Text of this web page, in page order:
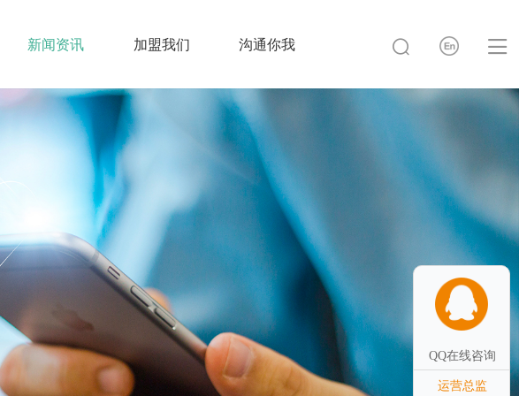
新闻资讯 加盟我们 沟通你我
QQ在线咨询
运营总监